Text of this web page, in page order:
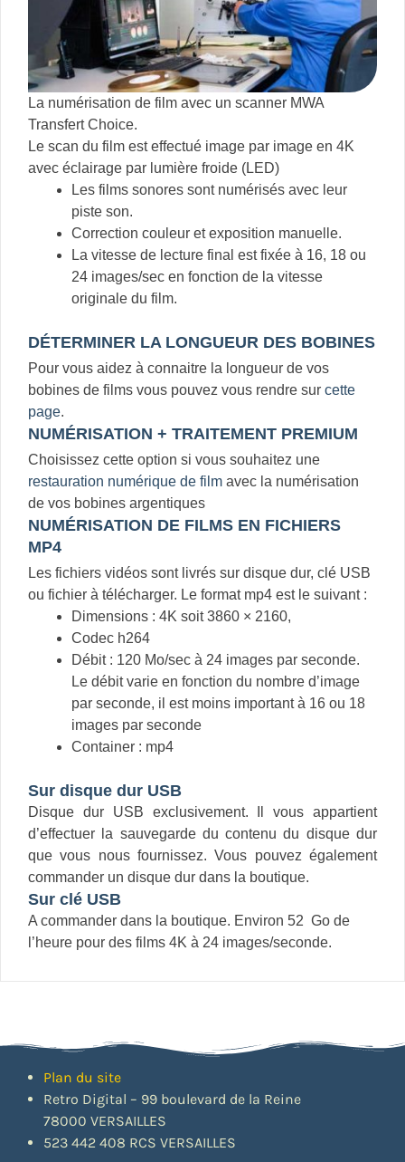
La numérisation de film avec un scanner MWA
Transfert Choice.
Le scan du film est effectué image par image en 4K
avec éclairage par lumière froide (LED)
Les films sonores sont numérisés avec leur
piste son.
Correction couleur et exposition manuelle.
La vitesse de lecture final est fixée à 16, 18 ou
24 images/sec en fonction de la vitesse
originale du film.
DÉTERMINER LA LONGUEUR DES BOBINES
Pour vous aidez à connaitre la longueur de vos
bobines de films vous pouvez vous rendre sur cette
page.
NUMÉRISATION + TRAITEMENT PREMIUM
Choisissez cette option si vous souhaitez une
restauration numérique de film avec la numérisation
de vos bobines argentiques
NUMÉRISATION DE FILMS EN FICHIERS
MP4
Les fichiers vidéos sont livrés sur disque dur, clé USB
ou fichier à télécharger. Le format mp4 est le suivant :
Dimensions : 4K soit 3860 × 2160,
Codec h264
Débit : 120 Mo/sec à 24 images par seconde.
Le débit varie en fonction du nombre d’image
par seconde, il est moins important à 16 ou 18
images par seconde
Container : mp4
Sur disque dur USB
Disque dur USB exclusivement. Il vous appartient
d’effectuer la sauvegarde du contenu du disque dur
que vous nous fournissez. Vous pouvez également
commander un disque dur dans la boutique.
Sur clé USB
A commander dans la boutique. Environ 52 Go de
l’heure pour des films 4K à 24 images/seconde.
Plan du site
Retro Digital – 99 boulevard de la Reine
78000 VERSAILLES
523 442 408 RCS VERSAILLES